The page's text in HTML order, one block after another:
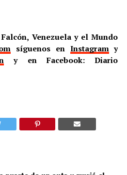
Venezuela y el Mundo
síguenos en Instagramy
y en Facebook: Diario